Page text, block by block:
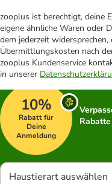
zooplus ist berechtigt, deine
eigene ähnliche Waren oder
dem jederzeit
Übermittlungskosten nach
zooplus Kundenservice
in unserer
10%
Rabatt für
Deine
Anmeldung
Haustierart auswählen